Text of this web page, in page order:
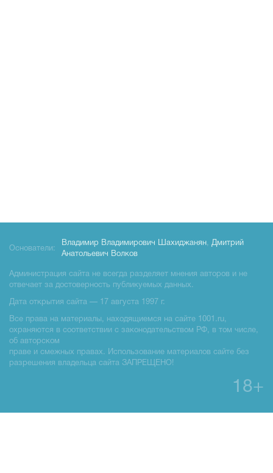
Основатели:
Владимир Владимирович Шахиджанян, Дмитрий
Анатольевич Волков
Администрация сайта не всегда разделяет мнения авторов и не
отвечает за достоверность публикуемых данных.
Дата открытия сайта — 17 августа 1997 г.
Все права на материалы, находящиемся на сайте 1001.ru,
охраняются в соответствии с законодательством РФ, в том числе,
об авторском
праве и смежных правах. Использование материалов сайте без
разрешения владельца сайта ЗАПРЕЩЕНО!
18+